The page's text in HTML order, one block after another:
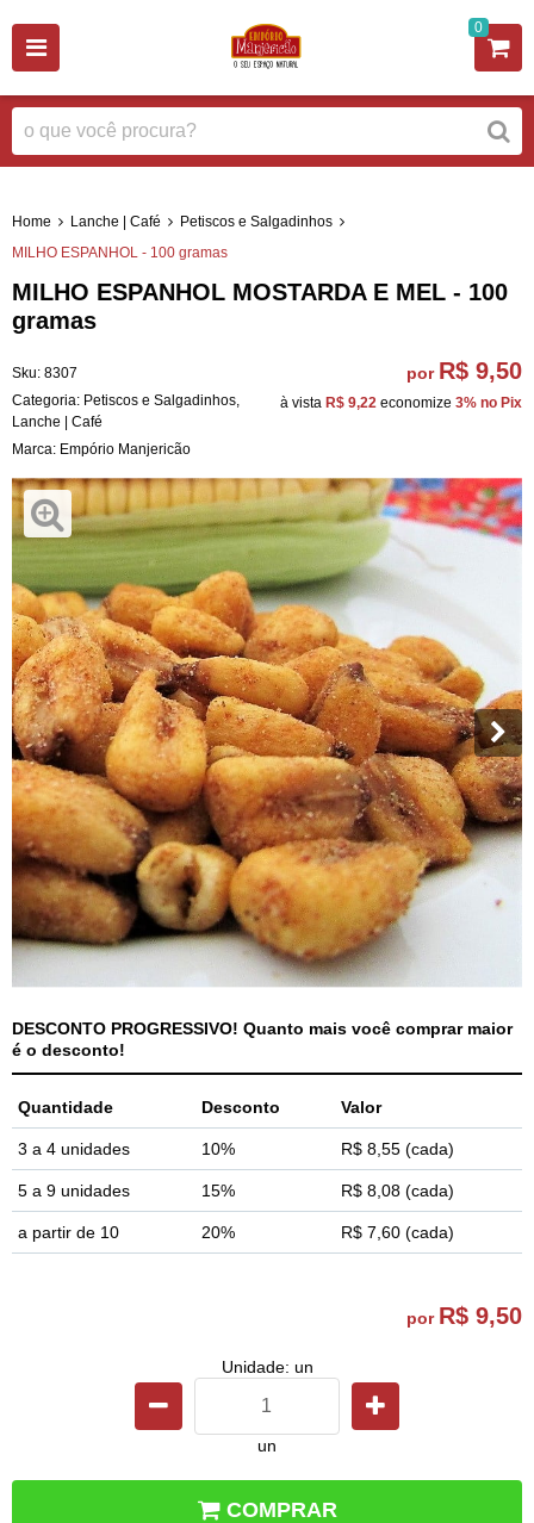
0
Home Lanche | Café
Petiscos e Salgadinhos
MILHO ESPANHOL - 100 gramas
MILHO ESPANHOL MOSTARDA E MEL - 100
gramas
Sku: 8307
Categoria: Petiscos e Salgadinhos
Lanche | Café
Marca: Empório Manjericão
por R$ 9,50
à vista R$ 9,22 economize 3% no Pix
DESCONTO PROGRESSIVO! Quanto mais você comprar maior
é o desconto!
Quantidade Desconto Valor
3 a 4 unidades 10% R$ 8,55 (cada)
5 a 9 unidades 15% R$ 8,08 (cada)
a partir de 10 20% R$ 7,60 (cada)
por R$ 9,50
Unidade: un
un
COMPRAR